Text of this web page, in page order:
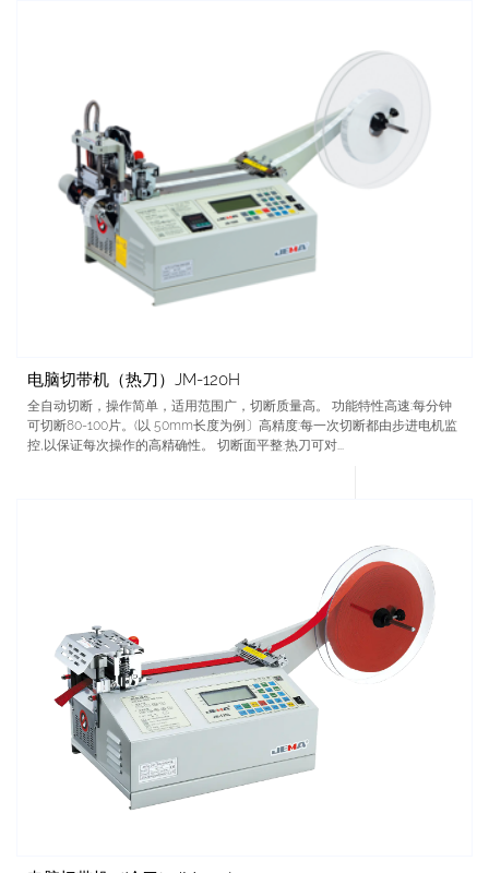
电脑切带机（热刀）JM-120H
全自动切断，操作简单，适用范围广，切断质量高。 功能特性高速:每分钟
可切断80-100片。(以 50mm长度为例〕高精度:每一次切断都由步进电机监
控,以保证每次操作的高精确性。 切断面平整:热刀可对...